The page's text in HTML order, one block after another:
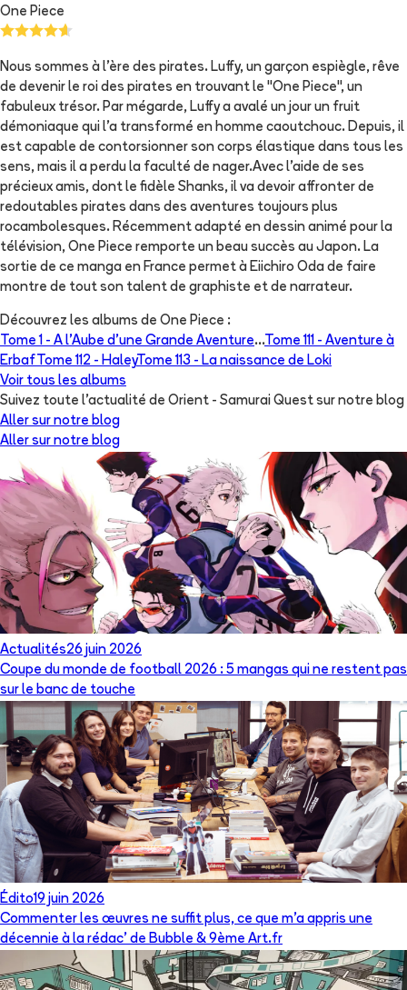
One Piece
Nous sommes à l'ère des pirates. Luffy, un garçon espiègle, rêve
de devenir le roi des pirates en trouvant le "One Piece", un
fabuleux trésor. Par mégarde, Luffy a avalé un jour un fruit
démoniaque qui l'a transformé en homme caoutchouc. Depuis, il
est capable de contorsionner son corps élastique dans tous les
sens, mais il a perdu la faculté de nager.Avec l'aide de ses
précieux amis, dont le fidèle Shanks, il va devoir affronter de
redoutables pirates dans des aventures toujours plus
rocambolesques. Récemment adapté en dessin animé pour la
télévision, One Piece remporte un beau succès au Japon. La
sortie de ce manga en France permet à Eiichiro Oda de faire
montre de tout son talent de graphiste et de narrateur.
Découvrez les albums de One Piece :
Tome 1 - A l'Aube d'une Grande Aventure...Tome 111 - Aventure à
Erbaf Tome 112 - HaleyTome 113 - La naissance de Loki
Voir tous les albums
Suivez toute l'actualité de Orient - Samurai Quest sur notre blog
Aller sur notre blog
Aller sur notre blog
Actualités26 juin 2026
Coupe du monde de football 2026 : 5 mangas qui ne restent pas
sur le banc de touche
Édito19 juin 2026
Commenter les œuvres ne suffit plus, ce que m’a appris une
décennie à la rédac’ de Bubble & 9ème Art.fr